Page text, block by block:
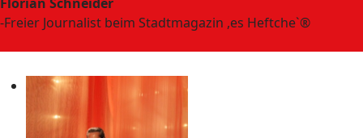
-Freier Journalist beim Stadtmagazin ,es Heftche`®